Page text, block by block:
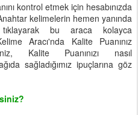
kontrol etmek için hesabınızda
kelimelerin hemen yanında
bu araca kolayca
Aracı'nda Kalite Puanınız
Kalite Puanınızı nasıl
sağladığımız ipuçlarına göz